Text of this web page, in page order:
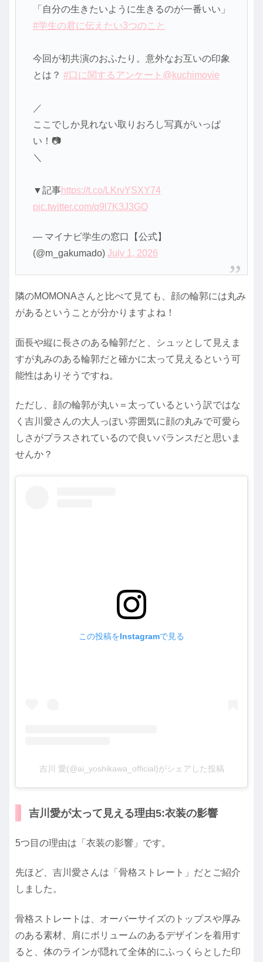
「自分の生きたいように生きるのが一番いい」
#学生の君に伝えたい3つのこと
今回が初共演のおふたり。意外なお互いの印象
とは？ #口に関するアンケート @kuchimovie
／
ここでしか見れない取りおろし写真がいっぱ
い！📷
＼
▼記事https://t.co/LKrvYSXY74
pic.twitter.com/q9l7K3J3GO
— マイナビ学生の窓口【公式】
(@m_gakumado) July 1, 2026
隣のMOMONAさんと比べて見ても、顔の輪郭には丸み
があるということが分かりますよね！
面長や縦に長さのある輪郭だと、シュッとして見えま
すが丸みのある輪郭だと確かに太って見えるという可
能性はありそうですね。
ただし、顔の輪郭が丸い＝太っているという訳ではな
く吉川愛さんの大人っぽい雰囲気に顔の丸みで可愛ら
しさがプラスされているので良いバランスだと思いま
せんか？
この投稿をInstagramで見る
吉川 愛(@ai_yoshikawa_official)がシェアした投稿
吉川愛が太って見える理由5:衣装の影響
5つ目の理由は「衣装の影響」です。
先ほど、吉川愛さんは「骨格ストレート」だとご紹介
しました。
骨格ストレートは、オーバーサイズのトップスや厚み
のある素材、肩にボリュームのあるデザインを着用す
ると、体のラインが隠れて全体的にふっくらとした印